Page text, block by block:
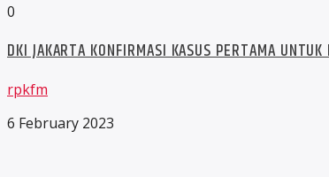
0
DKI JAKARTA KONFIRMASI KASUS PERTAMA
rpkfm
6 February 2023